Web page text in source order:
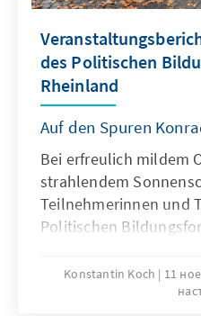
des Politischen
Rheinland
Auf den Spuren
Bei erfreulich mildem
strahlendem
Teilnehmerinnen und
Politischen
Rheinland, die ganz
Adenauers stand,
Konstantin Koch 11